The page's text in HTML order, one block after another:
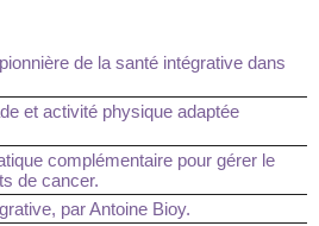
de la santé intégrative dans
et activité physique adaptée
complémentaire pour gérer le
de cancer.
par Antoine Bioy.